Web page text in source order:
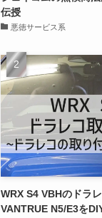
伝授
悪徳サービス系
WRX S4 VBHのドラ
VANTRUE N5/E3を